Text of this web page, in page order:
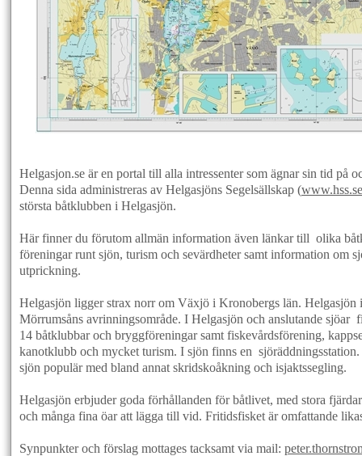
Helgasjon.se är en portal till alla intressenter som ägnar sin tid på
Denna sida administreras av Helgasjöns Segelsällskap (www.hss.se
största båtklubben i Helgasjön.
Här finner du förutom allmän information även länkar till olika
föreningar runt sjön, turism och sevärdheter samt information om
utprickning.
Helgasjön ligger strax norr om Växjö i Kronobergs län. Helgasjön
Mörrumsåns avrinningsområde. I Helgasjön och anslutande sjöar
14 båtklubbar och bryggföreningar samt fiskevårdsförening,
kanotklubb och mycket turism. I sjön finns en
sjön populär med bland annat skridskoåkning och isjaktssegling.
Helgasjön erbjuder goda förhållanden för båtlivet, med stora
och många fina öar att lägga till vid. Fritidsfisket är omfattande
Synpunkter och förslag mottages tacksamt via mail: